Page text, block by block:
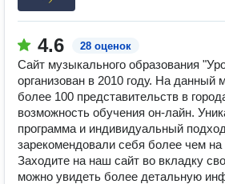
4.6 28 оценок
Сайт музыкального образования
организован в 2010 году. На
более 100 представительств в
возможность обучения он-лайн.
программа и индивидуальный
зарекомендовали себя более чем
Заходите на наш сайт во вкладку
можно увидеть более детальную